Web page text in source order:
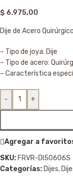
$ 6.975,00
Dije de Acero
– Tipo de joya: Dije
– Tipo de acero:
– Característica
- +
Agregar a
SKU: FRVR-DI50606S
Categorías: Dijes,